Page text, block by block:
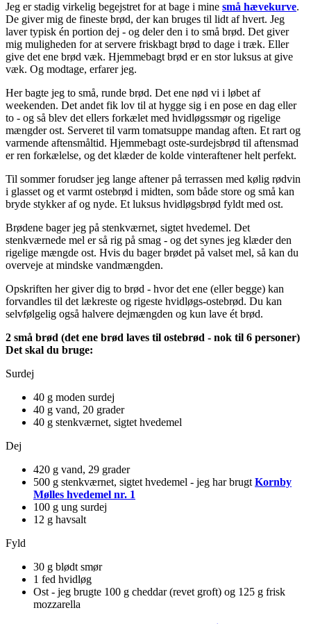
Jeg er stadig virkelig begejstret for at bage i mine små hævekurve.
De giver mig de fineste brød, der kan bruges til lidt af hvert. Jeg
laver typisk én portion dej - og deler den i to små brød. Det giver
mig muligheden for at servere friskbagt brød to dage i træk. Eller
give det ene brød væk. Hjemmebagt brød er en stor luksus at give
væk. Og modtage, erfarer jeg.
Her bagte jeg to små, runde brød. Det ene nød vi i løbet af
weekenden. Det andet fik lov til at hygge sig i en pose en dag eller
to - og så blev det ellers forkælet med hvidløgssmør og rigelige
mængder ost. Serveret til varm tomatsuppe mandag aften. Et rart og
varmende aftensmåltid. Hjemmebagt oste-surdejsbrød til aftensmad
er ren forkælelse, og det klæder de kolde vinteraftener helt perfekt.
Til sommer forudser jeg lange aftener på terrassen med kølig rødvin
i glasset og et varmt ostebrød i midten, som både store og små kan
bryde stykker af og nyde. Et luksus hvidløgsbrød fyldt med ost.
Brødene bager jeg på stenkværnet, sigtet hvedemel. Det
stenkværnede mel er så rig på smag - og det synes jeg klæder den
rigelige mængde ost. Hvis du bager brødet på valset mel, så kan du
overveje at mindske vandmængden.
Opskriften her giver dig to brød - hvor det ene (eller begge) kan
forvandles til det lækreste og rigeste hvidløgs-ostebrød. Du kan
selvfølgelig også halvere dejmængden og kun lave ét brød.
2 små brød (det ene brød laves til ostebrød - nok til 6 personer)
Det skal du bruge:
Surdej
40 g moden surdej
40 g vand, 20 grader
40 g stenkværnet, sigtet hvedemel
Dej
420 g vand, 29 grader
500 g stenkværnet, sigtet hvedemel - jeg har brugt Kornby
Mølles hvedemel nr. 1
100 g ung surdej
12 g havsalt
Fyld
30 g blødt smør
1 fed hvidløg
Ost - jeg brugte 100 g cheddar (revet groft) og 125 g frisk
mozzarella